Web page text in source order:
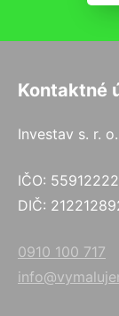
Kontaktné
Investav s. r. o.
IČO: 55912222
DIČ:
0910 100 717